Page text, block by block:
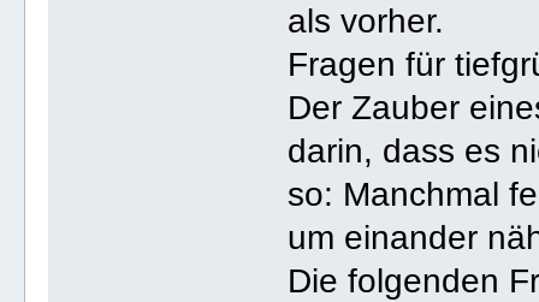
als vorher.
Fragen für
Der Zauber
darin, dass es
so: Manchmal
um einander
Die folgenden